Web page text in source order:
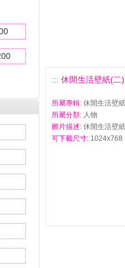
::: 休閒生活壁紙(二
所屬專輯: 休閒生活壁
所屬分類: 人物
圖片描述: 休閒生活壁
可下載尺寸: